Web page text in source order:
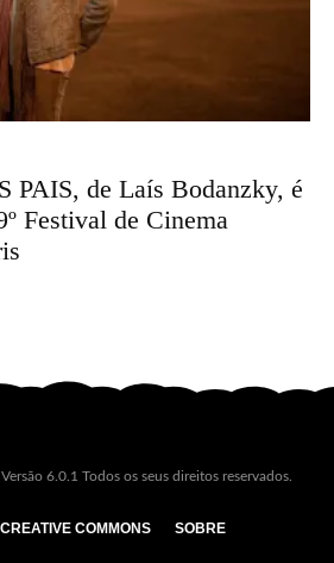
PAIS, de Laís Bodanzky, é
Festival de Cinema
6.0.1 Todos os seus direitos reservados.
CREATIVE COMMONS SOBRE